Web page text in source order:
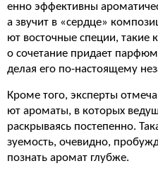
енно эффективны
а звучит в «сердце»
ют восточные специи,
о сочетание придает
делая его по-настоящему
Кроме того, эксперты
ют ароматы, в которых
раскрываясь постепенно.
зуемость, очевидно,
познать аромат глубже.